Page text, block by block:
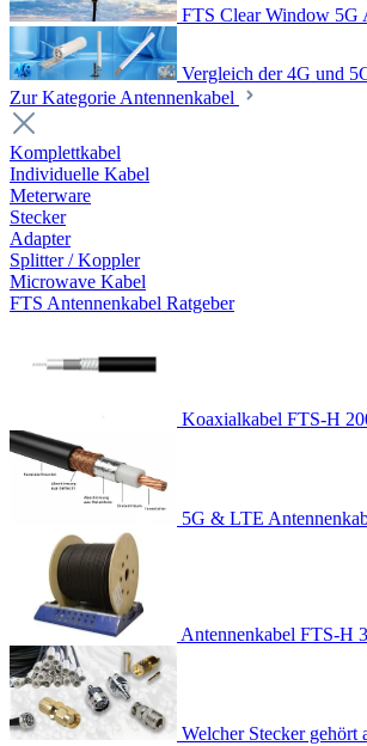
FTS Clear Window 5G
Vergleich der 4G und
Zur Kategorie Antennenkabel
Komplettkabel
Individuelle Kabel
Meterware
Stecker
Adapter
Splitter / Koppler
Microwave Kabel
FTS Antennenkabel Ratgeber
Koaxialkabel FTS-H
5G & LTE
Antennenkabel FTS-H
Welcher Stecker gehört